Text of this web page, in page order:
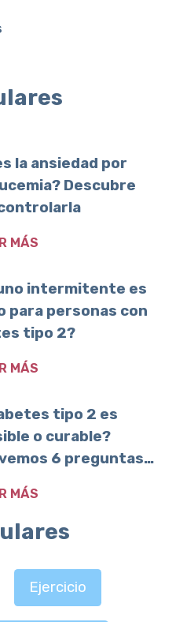
la ansiedad por
Descubre
MÁS
intermitente es
para personas con
tipo 2?
MÁS
tipo 2 es
o curable?
6 preguntas
sobre esta
MÁS
Ejercicio